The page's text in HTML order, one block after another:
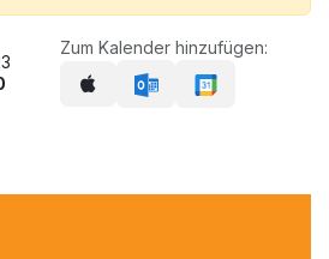
Zum Kalender hinzufügen: